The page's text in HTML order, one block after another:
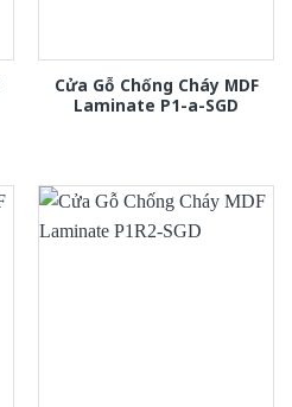
Cửa Gỗ Chống Cháy MDF
Laminate P1-a-SGD